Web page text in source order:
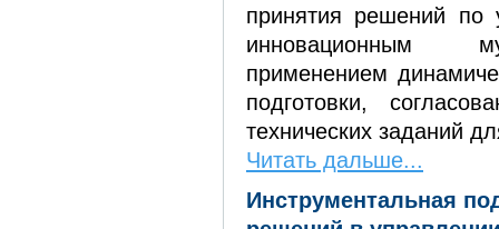
принятия решений по
инновационным
применением
подготовки,
технических заданий
Читать дальше...
Инструментальная